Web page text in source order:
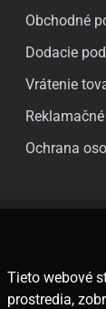
Obchodné
Dodacie
Vrátenie
Ochrana
Tieto webové
prostredia,